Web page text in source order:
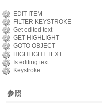
EDIT ITEM
FILTER KEYSTROKE
Get edited text
GET HIGHLIGHT
GOTO OBJECT
HIGHLIGHT TEXT
Is editing text
Keystroke
参照